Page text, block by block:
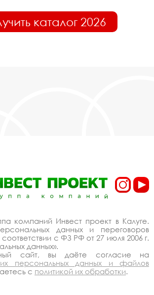
каталог 2026
компаний Инвест проект в Калуге.
данных и переговоров
с ФЗ РФ от 27 июля 2006 г.
данных».
сайт, вы даёте согласие на
персональных данных и файлов
с политикой их обработки.